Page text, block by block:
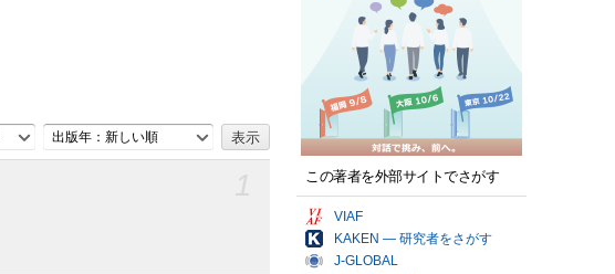
出版年：新しい順
この著者を外部サイトでさがす
VIAF
KAKEN — 研究者をさがす
J-GLOBAL